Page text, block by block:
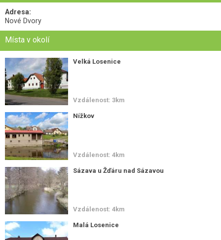
Adresa:
Nové Dvory
Místa v okolí
Velká Losenice
Vzdálenost: 3km
Nížkov
Vzdálenost: 4km
Sázava u Žďáru nad Sázavou
Vzdálenost: 4km
Malá Losenice